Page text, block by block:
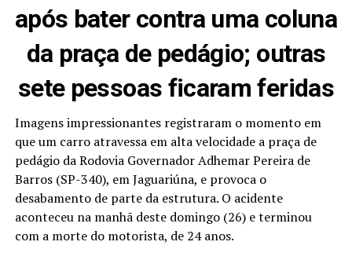
após bater contra uma coluna
da praça de pedágio; outras
sete pessoas ficaram feridas
Imagens impressionantes registraram o momento em
que um carro atravessa em alta velocidade a praça de
pedágio da Rodovia Governador Adhemar Pereira de
Barros (SP-340), em Jaguariúna, e provoca o
desabamento de parte da estrutura. O acidente
aconteceu na manhã deste domingo (26) e terminou
com a morte do motorista, de 24 anos.